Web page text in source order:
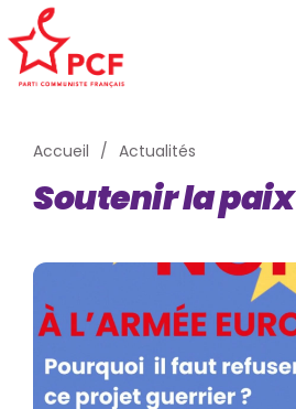
Accueil Actualités
Soutenir la paix